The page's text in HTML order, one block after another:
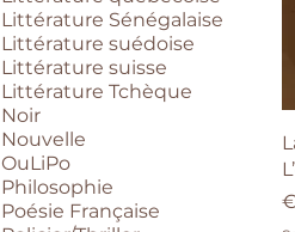
Littérature Sénégalaise
Littérature suédoise
Littérature suisse
Littérature Tchèque
Noir
Nouvelle
OuLiPo
Philosophie
Poésie Française